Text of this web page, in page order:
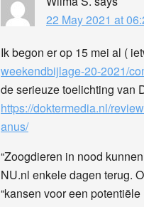
22 May 2021 at
Ik begon er op 15 mei al (
weekendbijlage-20-2021/
de serieuze toelichting van
https://doktermedia.nl/
anus/
“Zoogdieren in nood
NU.nl enkele dagen terug.
“kansen voor een